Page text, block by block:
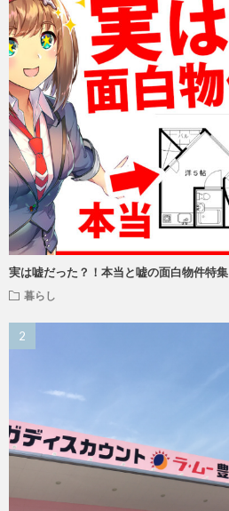
実は嘘だった？！本当と嘘の面白物件特集
暮らし